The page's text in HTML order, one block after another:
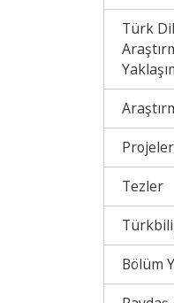
Türk
Projeler
Tezler
Bölüm